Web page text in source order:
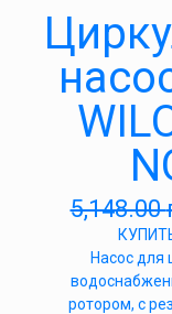
5,148.00
Насос для
ротором, с